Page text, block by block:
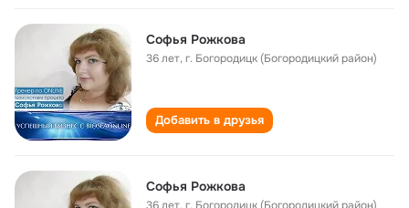
Софья Рожкова
36 лет,г. Богородицк (Богородицкий район)
Добавить в друзья
Софья Рожкова